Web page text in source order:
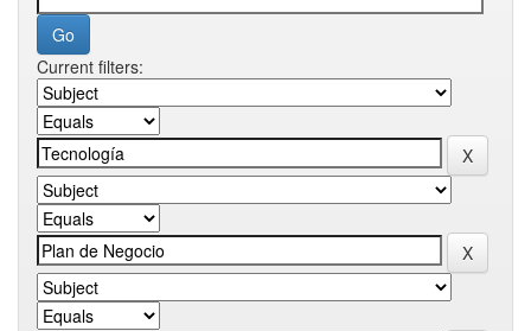
Current filters: